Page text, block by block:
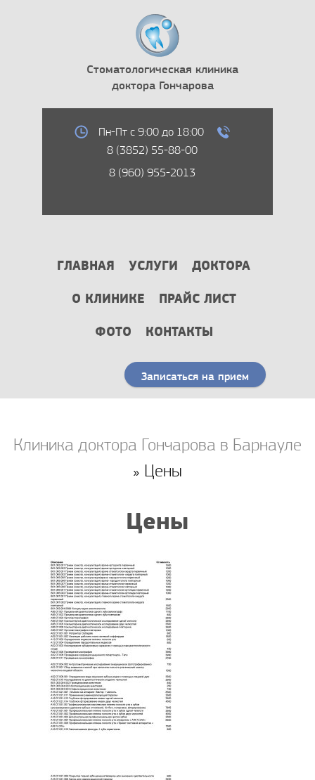
Стоматологическая клиника
доктора Гончарова
Пн-Пт с 9:00 до 18:00
8 (3852) 55-88-00
8 (960) 955-2013
ГЛАВНАЯ УСЛУГИ ДОКТОРА
О КЛИНИКЕ ПРАЙС ЛИСТ
ФОТО КОНТАКТЫ
Записаться на прием
Клиника доктора Гончарова в Барнауле
» Цены
Цены